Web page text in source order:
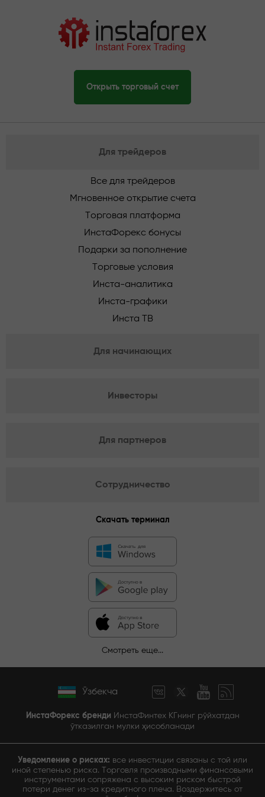
Открыть торговый счет
Для трейдеров
Все для трейдеров
Мгновенное открытие счета
Торговая платформа
ИнстаФорекс бонусы
Подарки за пополнение
Торговые условия
Инста-аналитика
Инста-графики
Инста ТВ
Для начинающих
Инвесторы
Для партнеров
Сотрудничество
Скачать терминал
Смотреть еще...
Ўзбекча
ИнстаФорекс бренди ИнстаФинтех КГнинг рўйхатдан
ўтказилган мулки ҳисобланади
Уведомление о рисках: все инвестиции связаны с той или
иной степенью риска. Торговля производными финансовыми
инструментами сопряжена с высоким риском быстрой
потери денег из-за кредитного плеча. Воздержитесь от